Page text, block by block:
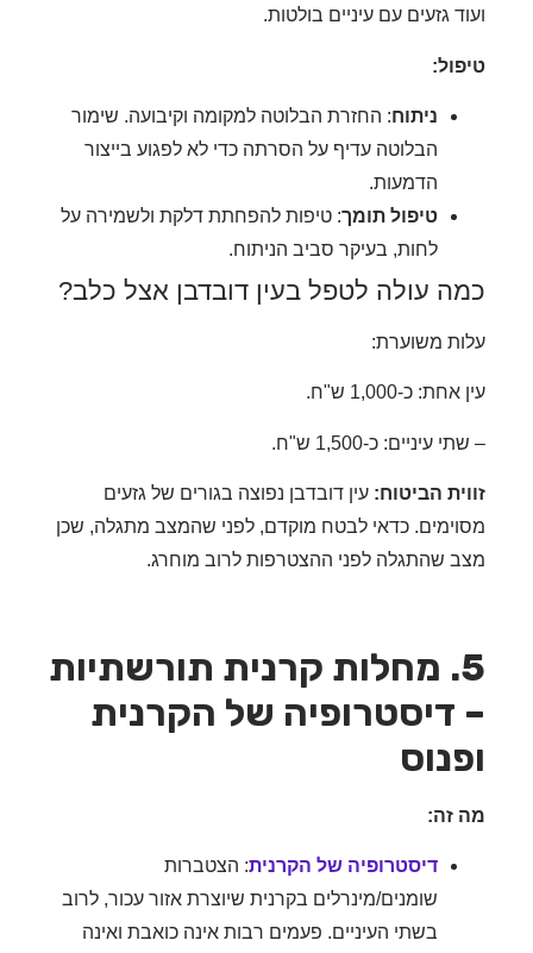
גזעים עם עיניים בולטות.
: החזרת הבלוטה למקומה וקיבועה. שימור
הבלוטה עדיף על הסרתה כדי לא לפגוע בייצור
טיפול תומך: טיפות להפחתת דלקת ולשמירה על
לחות, בעיקר סביב הניתוח.
עולה לטפל בעין דובדבן אצל כלב?
משוערת:
כ-1,000 ש"ח.
כ-1,500 ש"ח.
הביטוח: עין דובדבן נפוצה בגורים של גזעים
כדאי לבטח מוקדם, לפני שהמצב מתגלה, שכן
שהתגלה לפני ההצטרפות לרוב מוחרג.
5. מחלות קרנית תורשתיות
של הקרנית
דיסטרופיה של הקרנית: הצטברות
שומנים/מינרלים בקרנית שיוצרת אזור עכור, לרוב
בשתי העיניים. פעמים רבות אינה כואבת ואינה